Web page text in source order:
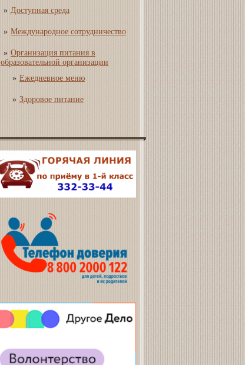
Доступная среда
Международное сотрудничество
Организация питания в
образовательной организации
Ежедневное меню
Здоровое питание